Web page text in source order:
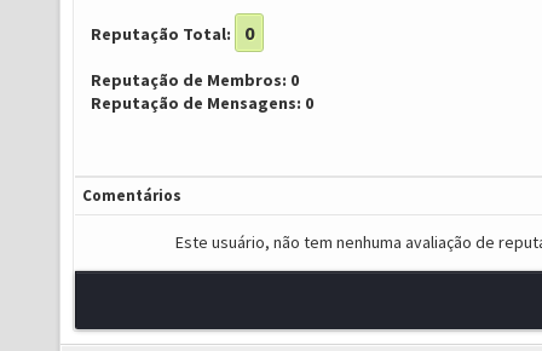
Reputação Total: 0
Reputação de Membros: 0
Reputação de Mensagens: 0
Comentários
Este usuário, não tem nenhuma avaliação de